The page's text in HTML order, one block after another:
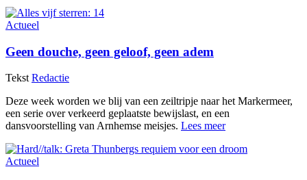
Actueel
Geen douche, geen geloof, geen adem
Tekst Redactie
Deze week worden we blij van een zeiltripje naar het Markermeer,
een serie over verkeerd geplaatste bewijslast, en een
dansvoorstelling van Arnhemse meisjes. Lees meer
Actueel